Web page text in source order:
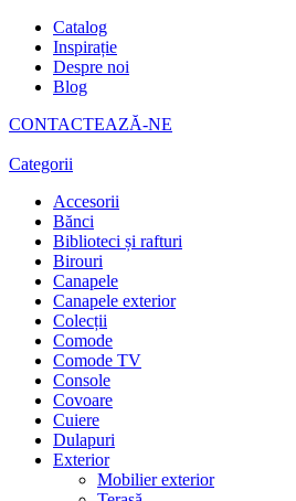
Catalog
Inspirație
Despre noi
Blog
CONTACTEAZĂ-NE
Categorii
Accesorii
Bănci
Biblioteci și rafturi
Birouri
Canapele
Canapele exterior
Colecții
Comode
Comode TV
Console
Covoare
Cuiere
Dulapuri
Exterior
Mobilier exterior